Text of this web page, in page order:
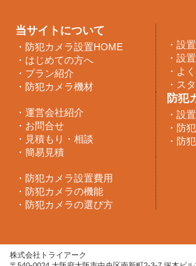
当サイトについて
・ 防犯カメラ設置HOME
・ はじめての方へ
・ プラン紹介
・ 防犯カメラ機材
・ 設
・ 設
・ よ
・ ス
・ 運営会社紹介
・ お問合せ
・ 見積もり・相談
・ 簡易見積
防犯
・ 設
・ 防
・ 防
・ 防犯カメラ設置費用
・ 防犯カメラの機能
・ 防犯カメラの選び方
株式会社トライアーク